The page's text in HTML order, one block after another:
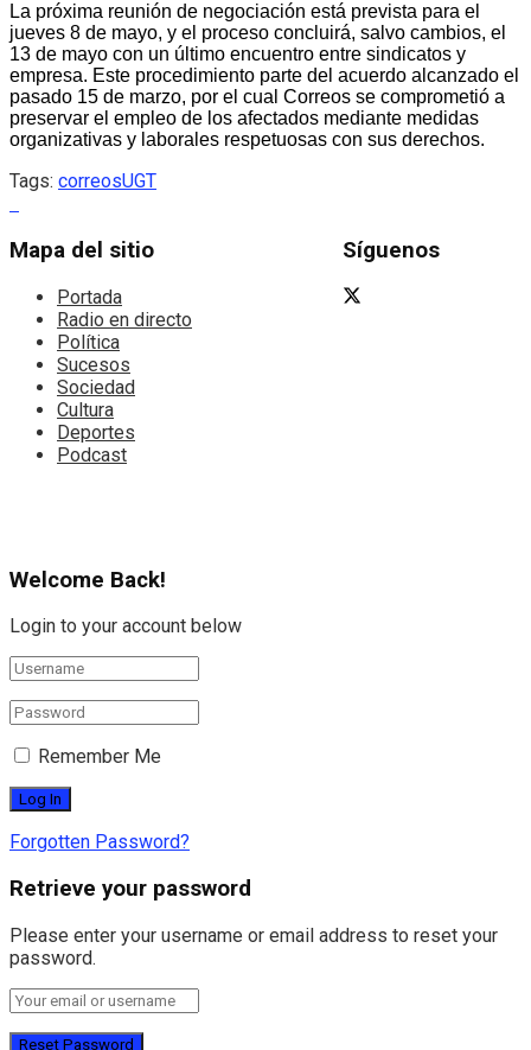
La próxima reunión de negociación está prevista para el
jueves 8 de mayo, y el proceso concluirá, salvo cambios, el
13 de mayo con un último encuentro entre sindicatos y
empresa. Este procedimiento parte del acuerdo alcanzado el
pasado 15 de marzo, por el cual Correos se comprometió a
preservar el empleo de los afectados mediante medidas
organizativas y laborales respetuosas con sus derechos.
Tags: correosUGT
Mapa del sitio
Portada
Radio en directo
Política
Sucesos
Sociedad
Cultura
Deportes
Podcast
Síguenos
Welcome Back!
Login to your account below
Remember Me
Forgotten Password?
Retrieve your password
Please enter your username or email address to reset your
password.